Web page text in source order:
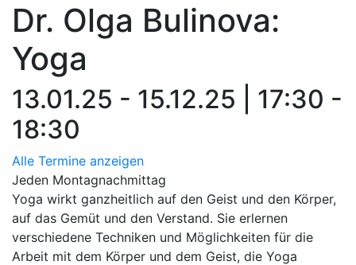
Dr. Olga Bulinova:
Yoga
13.01.25 - 15.12.25 | 17:30 -
18:30
Alle Termine anzeigen
Jeden Montagnachmittag
Yoga wirkt ganzheitlich auf den Geist und den Körper,
auf das Gemüt und den Verstand. Sie erlernen
verschiedene Techniken und Möglichkeiten für die
Arbeit mit dem Körper und dem Geist, die Yoga